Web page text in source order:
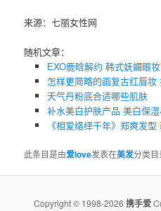
来源：七丽女性网
随机文章：
EXO鹿晗解约 韩式妩媚眼
怎样更简略的画复古红唇
天气丹粉底合适哪些肌肤
补水美白护肤产品 美白保
《相爱络绎千年》郑爽发
此条目是由爱love发表在美发分类
Copyright © 1998-2026 携手爱